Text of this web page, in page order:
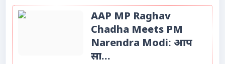
AAP MP Raghav
Chadha Meets PM
Narendra Modi: आप
सा...